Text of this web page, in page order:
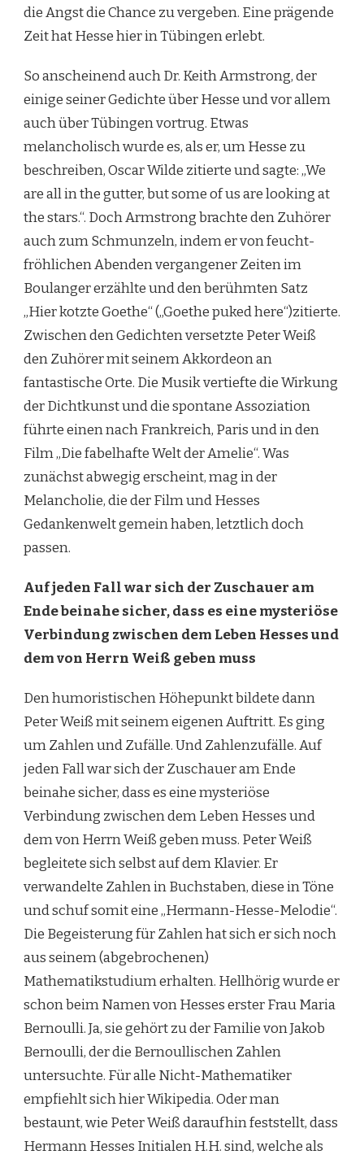
die Angst die Chance zu vergeben. Eine prägende
Zeit hat Hesse hier in Tübingen erlebt.
So anscheinend auch Dr. Keith Armstrong, der
einige seiner Gedichte über Hesse und vor allem
auch über Tübingen vortrug. Etwas
melancholisch wurde es, als er, um Hesse zu
beschreiben, Oscar Wilde zitierte und sagte: „We
are all in the gutter, but some of us are looking at
the stars.“. Doch Armstrong brachte den Zuhörer
auch zum Schmunzeln, indem er von feucht-
fröhlichen Abenden vergangener Zeiten im
Boulanger erzählte und den berühmten Satz
„Hier kotzte Goethe“ („Goethe puked here“)zitierte.
Zwischen den Gedichten versetzte Peter Weiß
den Zuhörer mit seinem Akkordeon an
fantastische Orte. Die Musik vertiefte die Wirkung
der Dichtkunst und die spontane Assoziation
führte einen nach Frankreich, Paris und in den
Film „Die fabelhafte Welt der Amelie“. Was
zunächst abwegig erscheint, mag in der
Melancholie, die der Film und Hesses
Gedankenwelt gemein haben, letztlich doch
passen.
Auf jeden Fall war sich der Zuschauer am
Ende beinahe sicher, dass es eine mysteriöse
Verbindung zwischen dem Leben Hesses und
dem von Herrn Weiß geben muss
Den humoristischen Höhepunkt bildete dann
Peter Weiß mit seinem eigenen Auftritt. Es ging
um Zahlen und Zufälle. Und Zahlenzufälle. Auf
jeden Fall war sich der Zuschauer am Ende
beinahe sicher, dass es eine mysteriöse
Verbindung zwischen dem Leben Hesses und
dem von Herrn Weiß geben muss. Peter Weiß
begleitete sich selbst auf dem Klavier. Er
verwandelte Zahlen in Buchstaben, diese in Töne
und schuf somit eine „Hermann-Hesse-Melodie“.
Die Begeisterung für Zahlen hat sich er sich noch
aus seinem (abgebrochenen)
Mathematikstudium erhalten. Hellhörig wurde er
schon beim Namen von Hesses erster Frau Maria
Bernoulli. Ja, sie gehört zu der Familie von Jakob
Bernoulli, der die Bernoullischen Zahlen
untersuchte. Für alle Nicht-Mathematiker
empfiehlt sich hier Wikipedia. Oder man
bestaunt, wie Peter Weiß daraufhin feststellt, dass
Hermann Hesses Initialen H.H. sind, welche als